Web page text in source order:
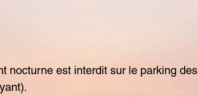
nocturne est interdit sur le parking